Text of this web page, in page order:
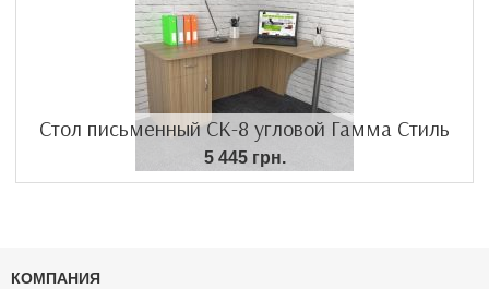
Стол письменный СК-8 угловой Гамма Стиль
5 445 грн.
КОМПАНИЯ